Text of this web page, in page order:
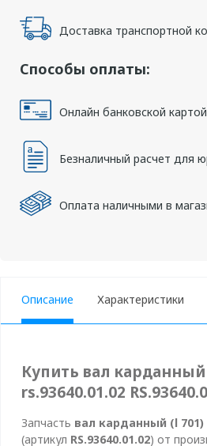
Доставка транспортной
Способы оплаты:
Онлайн банковской картой
а
Безналичный расчет для
Оплата наличными в
Описание Характеристики
Купить вал карданный
rs.93640.01.02
Запчасть вал карданный (l 701)
(артикул RS.93640.01.02) от